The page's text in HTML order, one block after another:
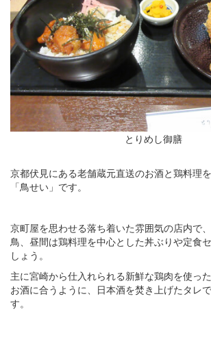
とりめし御膳
京都伏見にある老舗蔵元直送のお酒と鶏料理
「鳥せい」です。
京町屋を思わせる落ち着いた雰囲気の店内で
鳥、昼間は鶏料理を中心とした丼ぶりや定食
しょう。
主に宮崎から仕入れられる新鮮な鶏肉を使っ
お酒に合うように、日本酒を焚き上げたタレ
す。